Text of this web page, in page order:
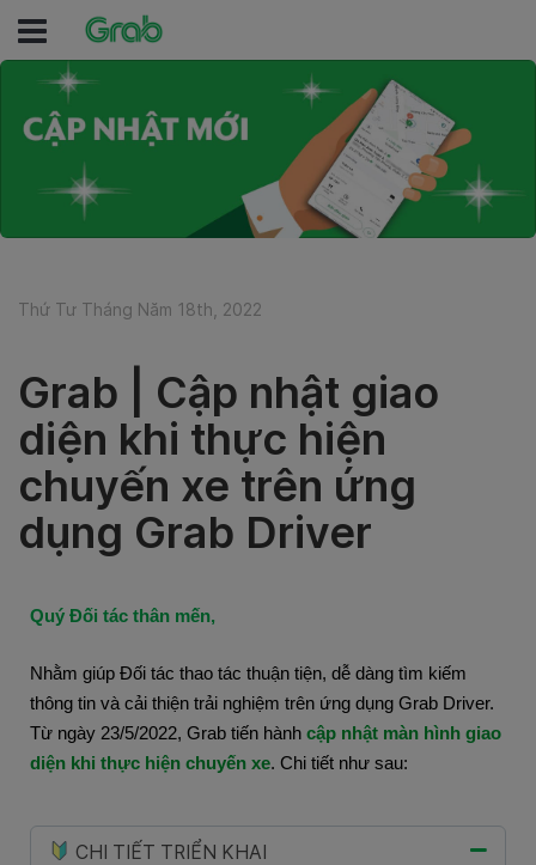
Thứ Tư Tháng Năm 18th, 2022
Grab | Cập nhật giao
diện khi thực hiện
chuyến xe trên ứng
dụng Grab Driver
Quý Đối tác thân mến,
Nhằm giúp Đối tác thao tác thuận tiện, dễ dàng tìm kiếm
thông tin và cải thiện trải nghiệm trên ứng dụng Grab Driver.
Từ ngày 23/5/2022, Grab tiến hành cập nhật màn hình giao
diện khi thực hiện chuyến xe. Chi tiết như sau:
CHI TIẾT TRIỂN KHAI